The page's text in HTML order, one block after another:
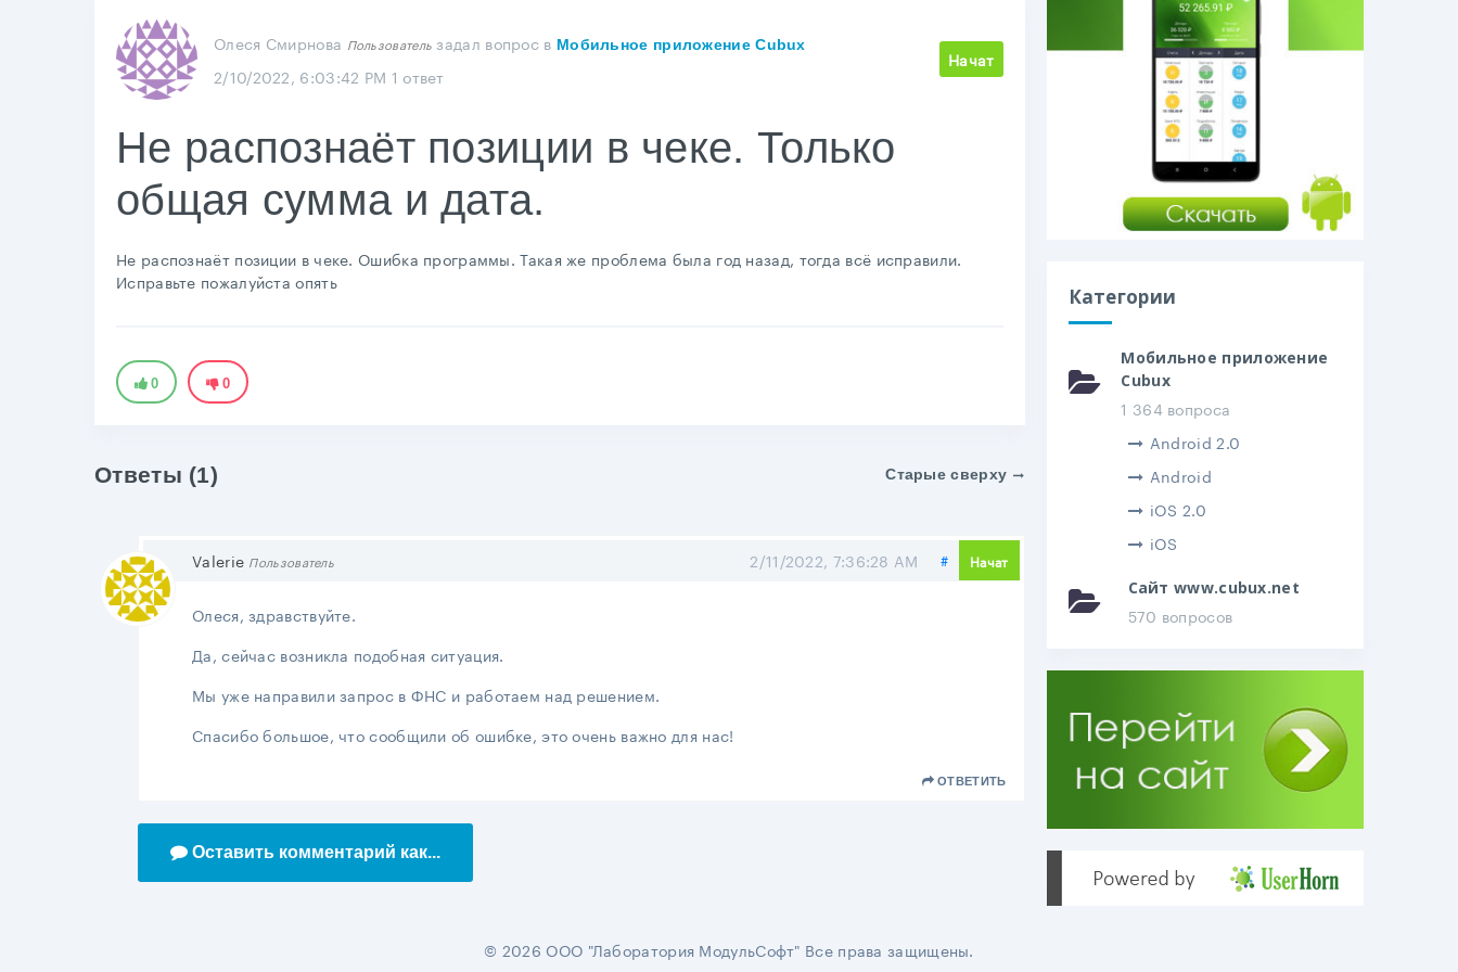
Олеся Смирнова Пользователь задал вопрос в Мобильное приложение Cubux
2/10/2022, 6:03:42 PM 1 ответ
Начат
Не распознаёт позиции в чеке. Только
общая сумма и дата.
Не распознаёт позиции в чеке. Ошибка программы. Такая же проблема была год назад, тогда всё исправили.
Исправьте пожалуйста опять
0 0
Ответы (1) Старые сверху
Valerie Пользователь Начат
#Поделиться
2/11/2022, 7:36:28 AM
Олеся, здравствуйте.
Да, сейчас возникла подобная ситуация.
Мы уже направили запрос в ФНС и работаем над решением.
Спасибо большое, что сообщили об ошибке, это очень важно для нас!
ОТВЕТИТЬ
Оставить комментарий как...
Категории
Мобильное приложение
Cubux
1 364 вопроса
Android 2.0
Android
iOS 2.0
iOS
Сайт www.cubux.net
570 вопросов
© 2026 ООО "Лаборатория МодульСофт" Все права защищены.